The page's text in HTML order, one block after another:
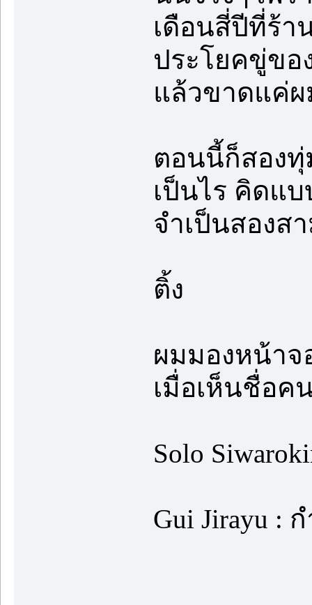
เดือนสี่ปีที่ร้า
ประโยคขู่ข
แล้วขาดแค่ผ
ตอนนี้ก็สองทุ่
เป็นไร คิดแ
จำเป็นสองส
ติ้ง
ผมมองหน้าจ
เมื่อเห็นชื่อค
Solo
Gui Jirayu :